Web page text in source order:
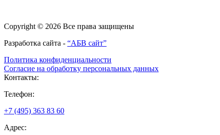
Copyright © 2026 Все права защищены
Разработка сайта - “АБВ сайт”
Политика конфиденциальности
Согласие на обработку персональных данных
Контакты:
Телефон:
+7 (495) 363 83 60
Адрес: